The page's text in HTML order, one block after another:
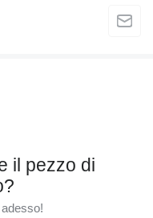
il pezzo di